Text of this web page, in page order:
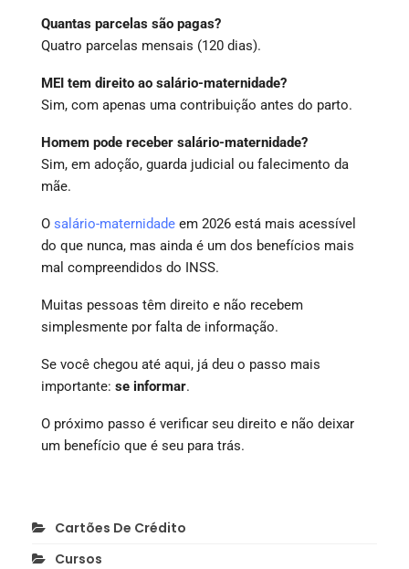
Quantas parcelas são pagas?
Quatro parcelas mensais (120 dias).
MEI tem direito ao salário-maternidade?
Sim, com apenas uma contribuição antes do parto.
Homem pode receber salário-maternidade?
Sim, em adoção, guarda judicial ou falecimento da
mãe.
O salário-maternidade em 2026 está mais acessível
do que nunca, mas ainda é um dos benefícios mais
mal compreendidos do INSS.
Muitas pessoas têm direito e não recebem
simplesmente por falta de informação.
Se você chegou até aqui, já deu o passo mais
importante: se informar.
O próximo passo é verificar seu direito e não deixar
um benefício que é seu para trás.
Cartões De Crédito
Cursos